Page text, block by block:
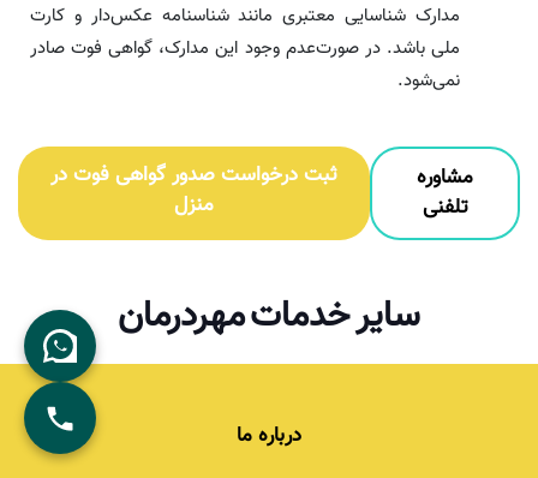
مدارک شناسایی معتبری مانند شناسنامه عکس‌دار و کارت
ملی باشد. در صورت‌عدم وجود این مدارک، گواهی فوت صادر
نمی‌شود.
مشاوره
تلفنی
ثبت درخواست صدور گواهی فوت در
منزل
سایر خدمات مهردرمان
درباره ما